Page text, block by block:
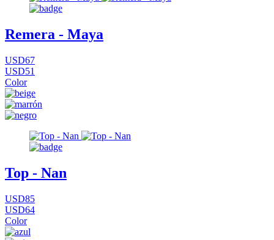
Remera - Maya
USD67
USD51
Color
Top - Nan
USD85
USD64
Color